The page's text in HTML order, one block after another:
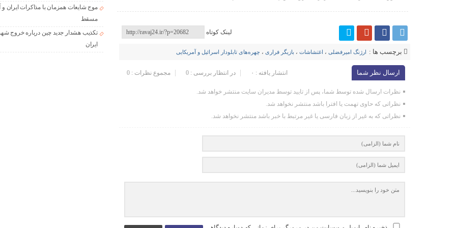
لینک کوتاه
برچسب ها : ارژنگ امیرفضلی ، اغتشاشات ، بازیگر فراری ، چهره‌های تابلودار اسرائیل و آمریکایی
ارسال نظر شما مجموع نظرات : 0 در انتظار بررسی : 0 انتشار یافته : ۰
نظرات ارسال شده توسط شما، پس از تایید توسط مدیران سایت منتشر خواهد شد.
نظراتی که حاوی تهمت یا افترا باشد منتشر نخواهد شد.
نظراتی که به غیر از زبان فارسی یا غیر مرتبط با خبر باشد منتشر نخواهد شد.
موج شایعات همزمان با مذاکرات ایران و
مسقط
تکذیب هشدار جدید چین درباره خروج
ایران